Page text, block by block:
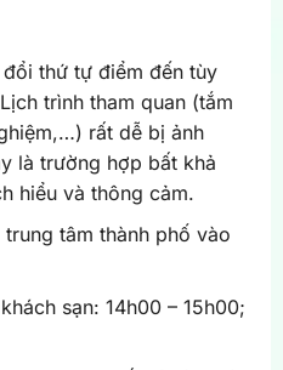
thứ tự điểm đến tùy
trình tham quan (tắm
rất dễ bị ảnh
là trường hợp bất khả
hiểu và thông cảm.
tâm thành phố vào
sạn: 14h00 – 15h00;